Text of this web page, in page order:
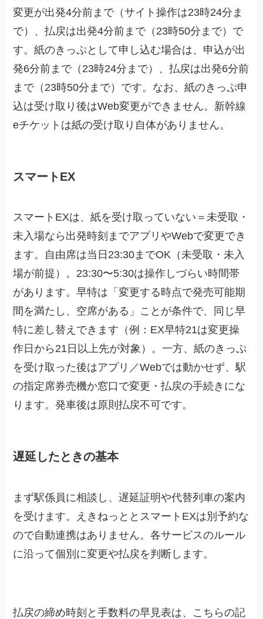
変更が出発4分前まで（サイト操作は23時24分ま
で）、払戻は出発4分前まで（23時50分まで）で
す。紙のきっぷとして申し込む場合は、申込が出
発6分前まで（23時24分まで）、払戻は出発6分前
まで（23時50分まで）です。なお、紙のきっぷ申
込は受け取り後はWeb変更ができません。新幹線
eチケットは紙の受け取り自体がありません。
スマートEX
スマートEXは、紙を受け取っていない＝未受取・
未入場なら出発時刻までアプリやWebで変更でき
ます。自由席は当日23:30までOK（未受取・未入
場が前提）。23:30〜5:30は操作しづらい時間帯
があります。早特は「変更する時点で発売可能期
間を満たし、空席がある」ことが条件で、同じ早
特に差し替えできます（例：EX早特21は変更操
作日から21日以上先が対象）。一方、紙のきっぷ
を受け取った後はアプリ／Webでは動かせず、駅
の指定席券売機か窓口で変更・払戻の手続きにな
ります。発車後は原則払戻不可です。
遅延したときの基本
まず駅係員に相談し、遅延証明や代替列車の案内
を受けます。えきねっととスマートEXは別予約な
ので自動連携はありません。各サービスのルール
に沿って個別に変更や払戻を判断します。
払戻の締め時刻と手数料の早見表は、こちらの記